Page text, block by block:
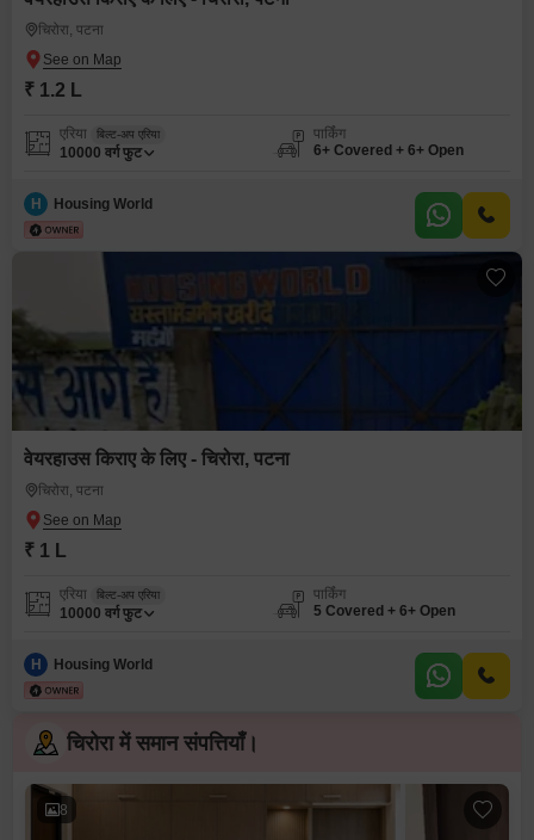
चिरोरा, पटना
₹ 1.2 L
एरिया बिल्ट-अप एरिया
10000 वर्ग फुट
पार्किंग
6+ Covered + 6+ Open
H Housing World
वेयरहाउस किराए के लिए - चिरोरा, पटना
चिरोरा, पटना
₹ 1 L
एरिया बिल्ट-अप एरिया
10000 वर्ग फुट
पार्किंग
5 Covered + 6+ Open
H Housing World
चिरोरा में समान संपत्तियाँ।
8